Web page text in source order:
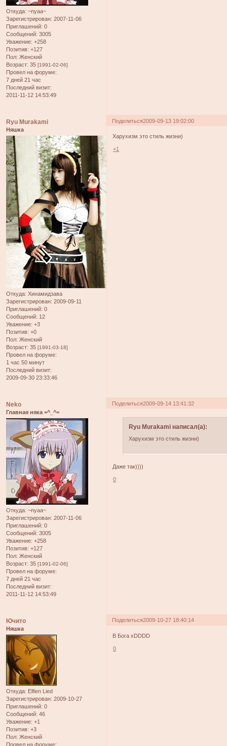
Откуда: ~nyaa~
Зарегистрирован: 2007-11-06
Приглашений: 0
Сообщений: 3005
Уважение: +258
Позитив: +127
Пол: Женский
Возраст: 35 [1991-02-06]
Провел на форуме:
7 дней 21 час
Последний визит:
2011-11-12 14:53:49
Поделиться2009-09-13 19:02:00
Ryu Murakami
Няшка
Откуда: Хинамидзава
Зарегистрирован: 2009-09-11
Приглашений: 0
Сообщений: 12
Уважение: +3
Позитив: +0
Пол: Женский
Возраст: 35 [1991-03-18]
Провел на форуме:
1 час 50 минут
Последний визит:
2009-09-30 23:33:46
Харухизм это стиль жизни)
+1
Поделиться2009-09-14 13:41:32
Neko
Главная няка =^_^=
Откуда: ~nyaa~
Зарегистрирован: 2007-11-06
Приглашений: 0
Сообщений: 3005
Уважение: +258
Позитив: +127
Пол: Женский
Возраст: 35 [1991-02-06]
Провел на форуме:
7 дней 21 час
Последний визит:
2011-11-12 14:53:49
Ryu Murakami написал(а):
Харухизм это стиль жизни)
Даже так))))
0
Поделиться2009-10-27 18:40:14
Ючито
Няшка
Откуда: Elfien Lied
Зарегистрирован: 2009-10-27
Приглашений: 0
Сообщений: 46
Уважение: +1
Позитив: +3
Пол: Женский
Провел на форуме:
В Бога хDDDD
0